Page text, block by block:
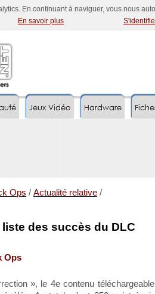
En continuant à naviguer, vous nous
En savoir plus
Jeux Vidéo Hardware
Ops / Actualité relative /
des succès du DLC
Ops
», le 4e contenu